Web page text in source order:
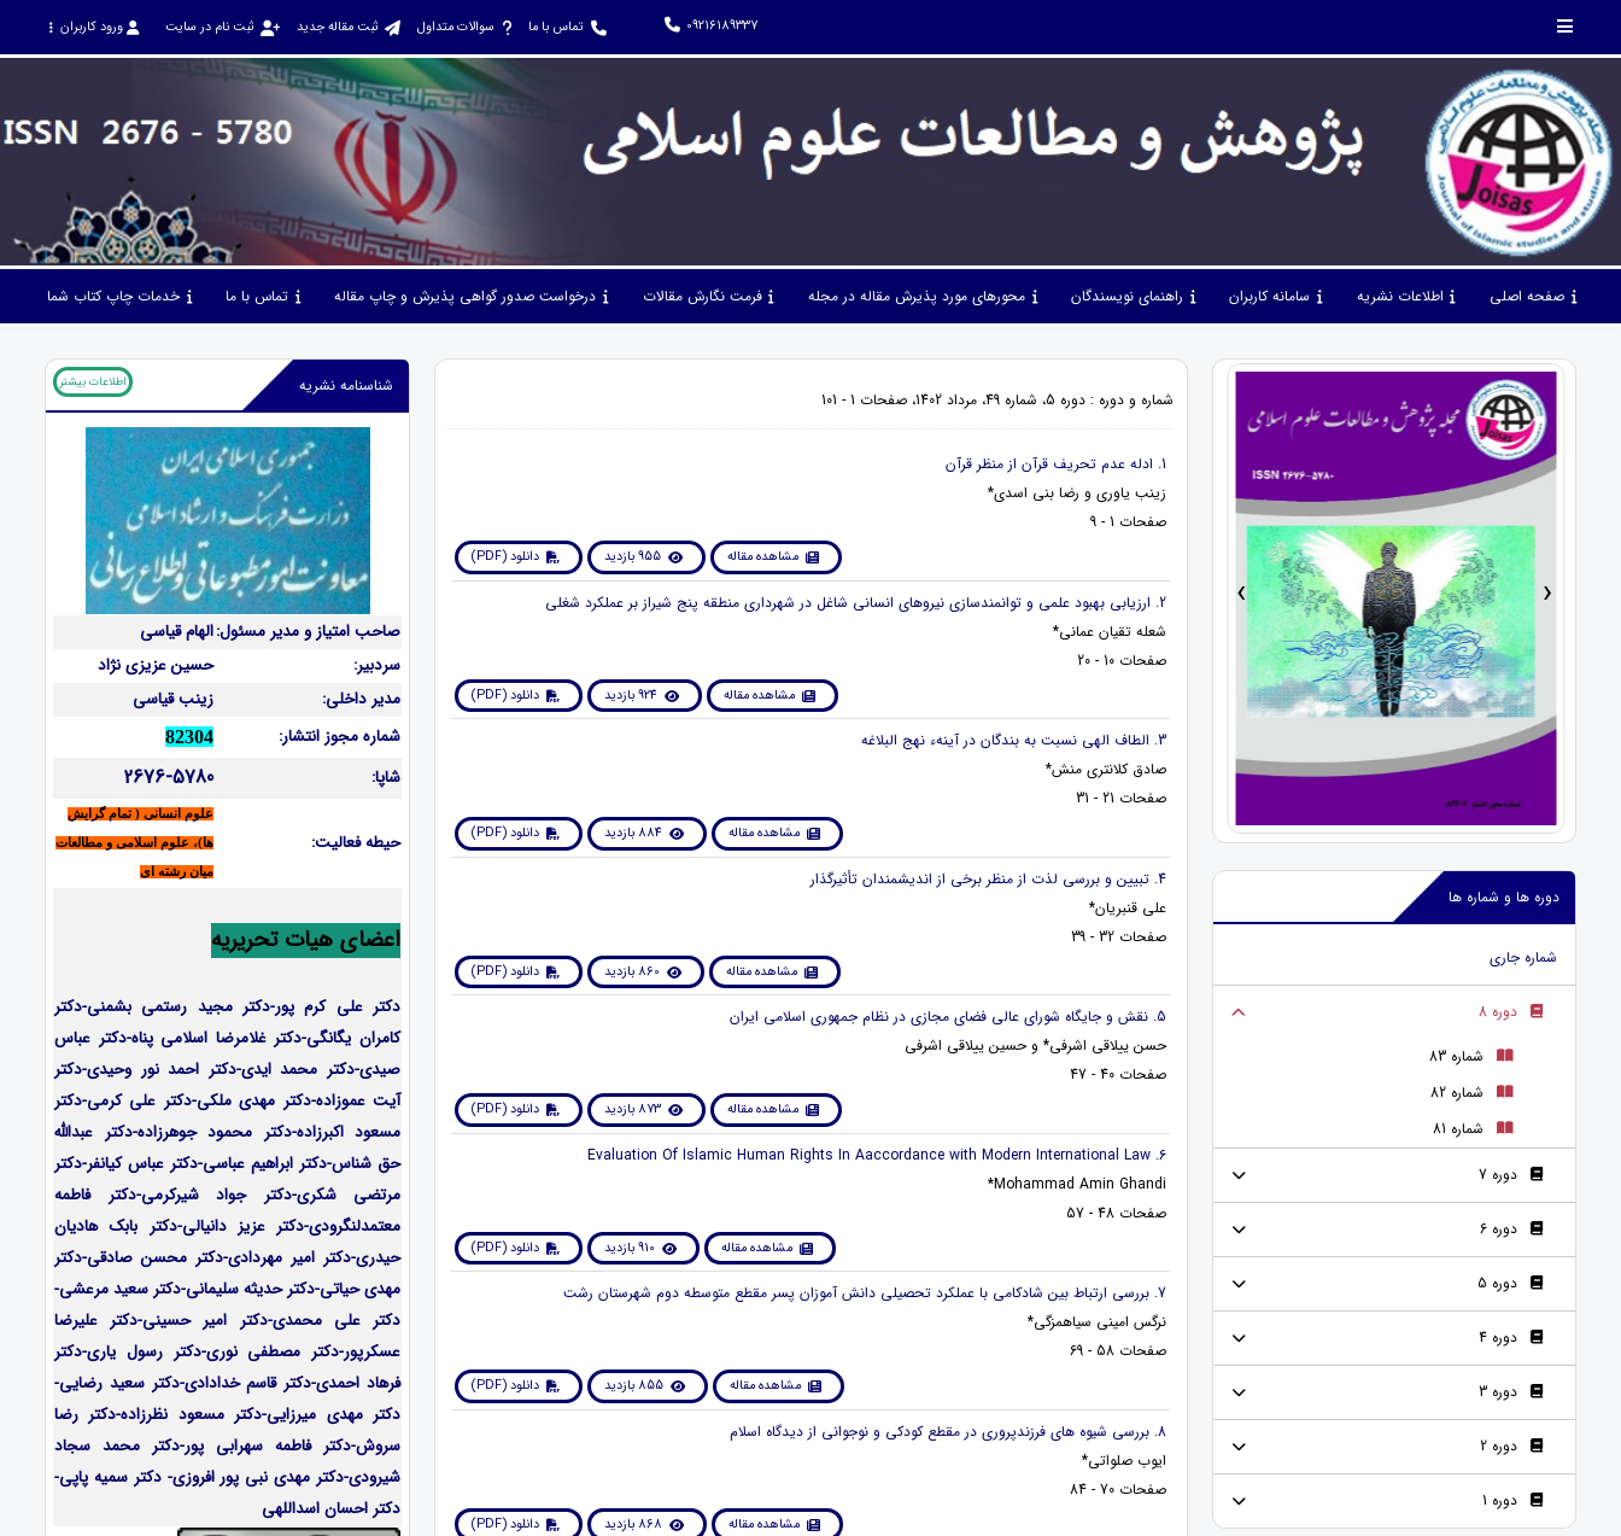
09216189337 تماس با ما سوالات متداول ثبت مقاله جدید ثبت نام در سایت ورود کاربران
صفحه اصلی اطلاعات نشریه سامانه کاربران راهنمای نویسندگان محورهای مورد پذیرش مقاله در مجله فرمت نگارش مقالات درخواست صدور گواهی پذیرش و چاپ مقاله تماس با ما خدمات چاپ کتاب شما
› ‹
دوره ها و شماره ها
شماره جاری
دوره 8
شماره 83
شماره 82
شماره 81
دوره 7
دوره 6
دوره 5
دوره 4
دوره 3
دوره 2
دوره 1
شماره و دوره : دوره 5، شماره 49، مرداد 1402، صفحات 1 - 101
1. ادله عدم تحریف قرآن از منظر قرآن
زینب یاوری و رضا بنی اسدی*
صفحات 1 - 9
مشاهده مقاله 955 بازدید دانلود (PDF)
2. ارزیابی بهبود علمی و توانمندسازی نیروهای انسانی شاغل در شهرداری منطقه پنج شیراز بر عملکرد شغلی
شعله تقیان عمانی*
صفحات 10 - 20
مشاهده مقاله 924 بازدید دانلود (PDF)
3. الطاف الهی نسبت به بندگان در آینهء نهج البلاغه
صادق کلانتری منش*
صفحات 21 - 31
مشاهده مقاله 884 بازدید دانلود (PDF)
4. تبیین و بررسی لذت از منظر برخی از اندیشمندان تأثیرگذار
علی قنبریان*
صفحات 32 - 39
مشاهده مقاله 860 بازدید دانلود (PDF)
5. نقش و جایگاه شورای عالی فضای مجازی در نظام جمهوری اسلامی ایران
حسن ییلاقی اشرفی* و حسین ییلاقی اشرفی
صفحات 40 - 47
مشاهده مقاله 873 بازدید دانلود (PDF)
6. Evaluation Of Islamic Human Rights In Aaccordance with Modern International Law
Mohammad Amin Ghandi*
صفحات 48 - 57
مشاهده مقاله 910 بازدید دانلود (PDF)
7. بررسی ارتباط بین شادکامی با عملکرد تحصیلی دانش آموزان پسر مقطع متوسطه دوم شهرستان رشت
نرگس امینی سیاهمزگی*
صفحات 58 - 69
مشاهده مقاله 855 بازدید دانلود (PDF)
8. بررسی شیوه های فرزندپروری در مقطع کودکی و نوجوانی از دیدگاه اسلام
ایوب صلواتی*
صفحات 70 - 84
مشاهده مقاله 868 بازدید دانلود (PDF)
شناسنامه نشریه اطلاعات بیشتر
صاحب امتیاز و مدیر مسئول:الهام قیاسی
سردبیر:
حسین عزیزی نژاد
مدیر داخلی:
زینب قیاسی
شماره مجوز انتشار:
82304
شاپا: 2676-5780
حیطه فعالیت:
علوم انسانی ( تمام گرایش
ها)، علوم اسلامی و مطالعات
میان رشته ای
اعضای هیات تحریریه
دکتر علی کرم پور-دکتر مجید رستمی بشمنی-دکتر
کامران یگانگی-دکتر غلامرضا اسلامی پناه-دکتر عباس
صیدی-دکتر محمد ایدی-دکتر احمد نور وحیدی-دکتر
آیت عموزاده-دکتر مهدی ملکی-دکتر علی کرمی-دکتر
مسعود اکبرزاده-دکتر محمود جوهرزاده-دکتر عبدالله
حق شناس-دکتر ابراهیم عباسی-دکتر عباس کیانفر-دکتر
مرتضی شکری-دکتر جواد شیرکرمی-دکتر فاطمه
معتمدلنگرودی-دکتر عزیز دانیالی-دکتر بابک هادیان
حیدری-دکتر امیر مهردادی-دکتر محسن صادقی-دکتر
مهدی حیاتی-دکتر حدیثه سلیمانی-دکتر سعید مرعشی-
دکتر علی محمدی-دکتر امیر حسینی-دکتر علیرضا
عسکرپور-دکتر مصطفی نوری-دکتر رسول یاری-دکتر
فرهاد احمدی-دکتر قاسم خدادادی-دکتر سعید رضایی-
دکتر مهدی میرزایی-دکتر مسعود نظرزاده-دکتر رضا
سروش-دکتر فاطمه سهرابی پور-دکتر محمد سجاد
شیرودی-دکتر مهدی نبی پور افروزی- دکتر سمیه پاپی-
دکتر احسان اسداللهی